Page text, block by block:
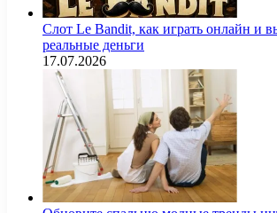
Слот Le Bandit, как играть онлайн и
реальные деньги
17.07.2026